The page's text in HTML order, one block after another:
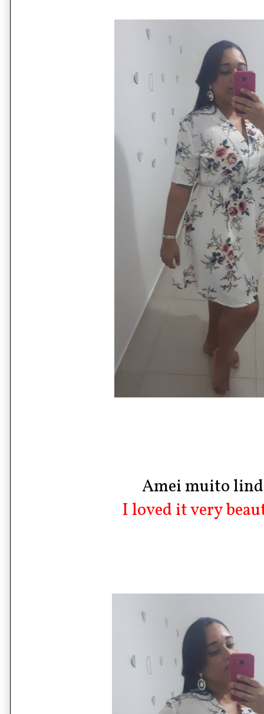
Amei muito
I loved it very